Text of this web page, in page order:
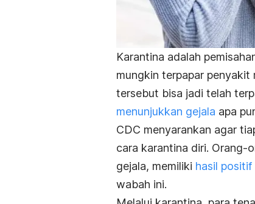
Karantina adalah
mungkin terpapar penyakit
tersebut bisa jadi telah
menunjukkan gejala apa
CDC menyarankan agar
cara karantina diri. Orang-
gejala, memiliki hasil positif
wabah ini.